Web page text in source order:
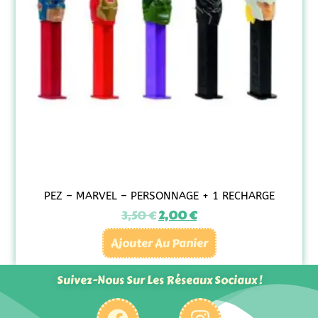
PEZ – MARVEL – PERSONNAGE + 1 RECHARGE
3,50€2,00€
Ajouter Au Panier
Suivez-Nous Sur Les Réseaux Sociaux !